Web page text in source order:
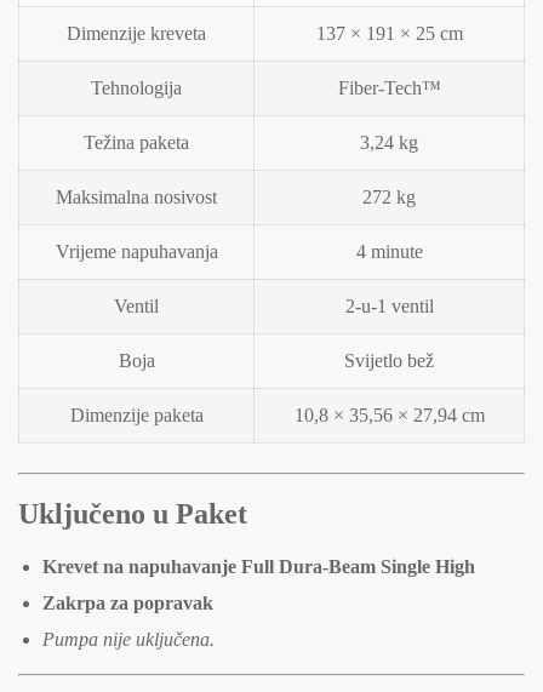
Dimenzije kreveta 137 × 191 × 25 cm
Tehnologija Fiber-Tech™
Težina paketa 3,24 kg
Maksimalna nosivost 272 kg
Vrijeme napuhavanja 4 minute
Ventil 2-u-1 ventil
Boja Svijetlo bež
Dimenzije paketa 10,8 × 35,56 × 27,94 cm
Uključeno u Paket
Krevet na napuhavanje Full Dura-Beam Single High
Zakrpa za popravak
Pumpa nije uključena.